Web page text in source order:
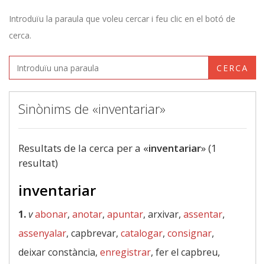
Introduïu la paraula que voleu cercar i feu clic en el botó de
cerca.
CERCA
Sinònims de «inventariar»
Resultats de la cerca per a «inventariar» (1
resultat)
inventariar
1.vabonar, anotar, apuntar, arxivar, assentar,
assenyalar, capbrevar, catalogar, consignar,
deixar constància, enregistrar, fer el capbreu,